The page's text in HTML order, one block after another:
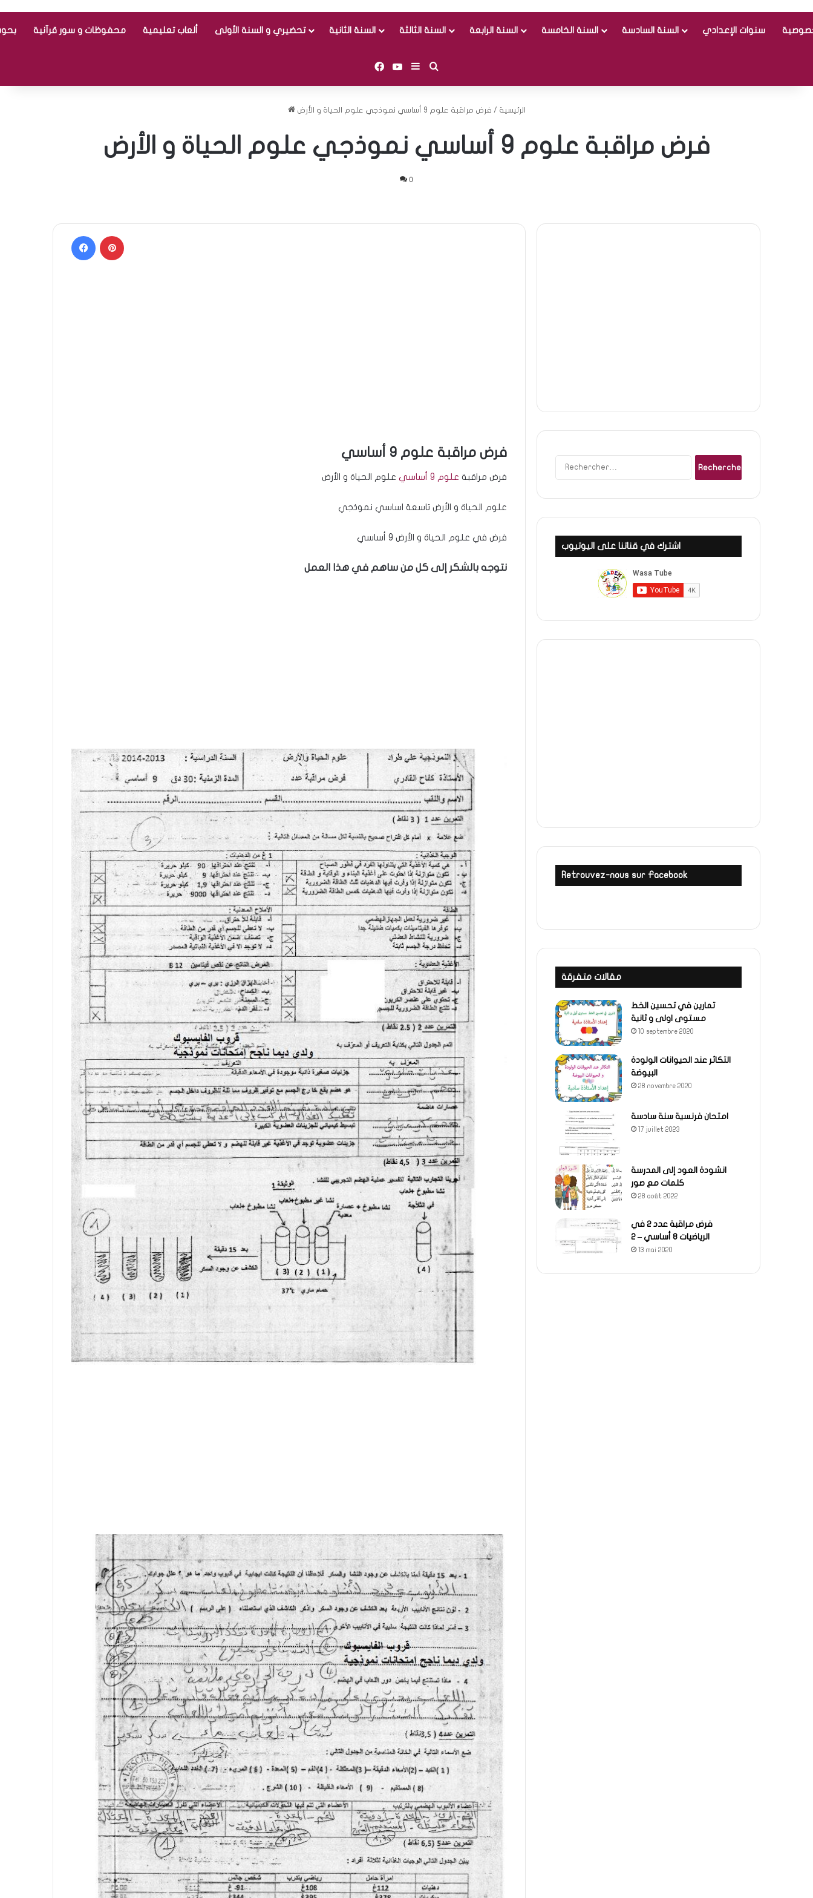
محفوظات و سور قرآنية ألعاب تعليمية تحضيري و السنة الأولى السنة الثانية السنة الثالثة السنة الرابعة السنة الخامسة السنة السادسة سنوات الإعدادي
Facebook
YouTubeSidebar (barre latérale)
الرئيسية / فرض مراقبة علوم 9 أساسي نموذجي علوم الحياة و الأرض
فرض مراقبة علوم 9 أساسي نموذجي علوم الحياة و الأرض
0
Facebook
فرض مراقبة علوم 9 أساسي
فرض مراقبة علوم 9 أساسي علوم الحياة و الأرض
علوم الحياة و الأرض تاسعة اساسي نموذجي
فرض في علوم الحياة و الأرض 9 أساسي
نتوجه بالشكر إلى كل من ساهم في هذا العمل
اشترك في قناتنا على اليوتيوب
Retrouvez-nous sur Facebook
مقالات متفرقة
تمارين في تحسين الخط
مستوى اولى و ثانية
10 septembre 2020
التكاثر عند الحيوانات الولودة
البيوضة
28 novembre 2020
امتحان فرنسية سنة سادسة
17 juillet 2023
انشودة العود إلى المدرسة
كلمات مع صور
28 août 2022
فرض مراقبة عدد 2 في
الرياضيات 8 أساسي – 2
13 mai 2020